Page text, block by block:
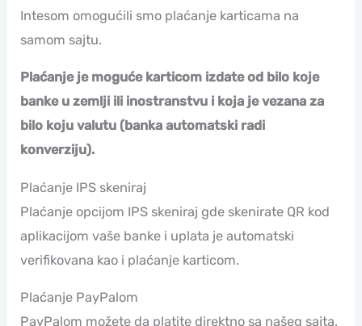
Intesom omogućili smo plaćanje karticama na
samom sajtu.
Plaćanje je moguće karticom izdate od bilo koje
banke u zemlji ili inostranstvu i koja je vezana za
bilo koju valutu (banka automatski radi
konverziju).
Plaćanje IPS skeniraj
Plaćanje opcijom IPS skeniraj gde skenirate QR kod
aplikacijom vaše banke i uplata je automatski
verifikovana kao i plaćanje karticom.
Plaćanje PayPalom
PayPalom možete da platite direktno sa našeg sajta.